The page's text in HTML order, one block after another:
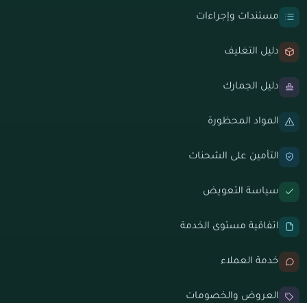
مستندات وإجراءات
دليل التغليف
دليل الجمارك
المواد المحظورة
التأمين على الشحنات
سياسة التعويض
اتفاقية مستوى الخدمة
خدمة العملاء
العروض والخصومات